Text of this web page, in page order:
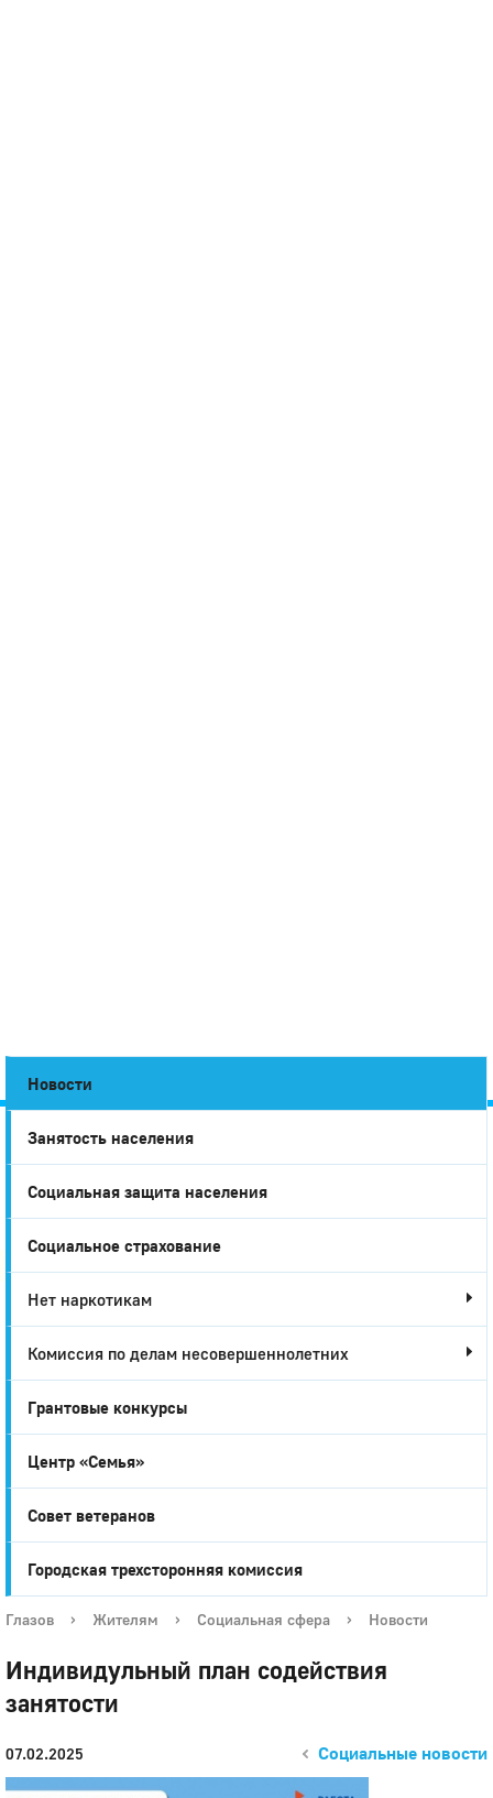
Город
Глазов
Новости
Занятость населения
Социальная защита населения
Социальное страхование
Нет наркотикам
Комиссия по делам несовершеннолетних
Грантовые конкурсы
Центр «Семья»
Совет ветеранов
Городская трехсторонняя комиссия
Глазов › Жителям › Социальная сфера › Новости
Индивидульный план содействия
занятости
07.02.2025 Социальные новости